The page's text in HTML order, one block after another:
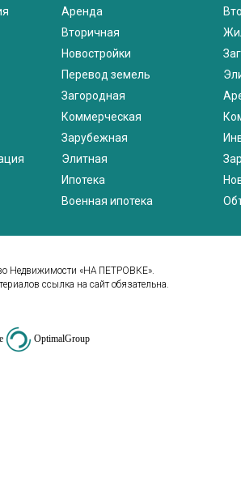
Аренда
Вторичная
Новостройки
Перевод земель
Загородная
Коммерческая
Зарубежная
Элитная
Ипотека
Военная ипотека
Недвижимости «НА ПЕТРОВКЕ».
ссылка на сайт обязательна.
OptimalGroup